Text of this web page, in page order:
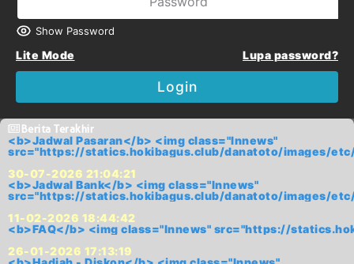
Show Password
Lite Mode Lupa password?
Login
Berita Terakhir
<b>Jadwal Pasaran</b> <img class="lnnews"
src="https://statics.hokibagus.club/danatoto/images/etc/
30-07-2026 21:04:21
<b>Jadwal Bank</b> <img class="lnnews"
src="https://statics.hokibagus.club/danatoto/images/etc/
11-02-2026 18:44:42
<b>FAQ</b> <img class="lnnews" src="https://
26-01-2026 17:13:19